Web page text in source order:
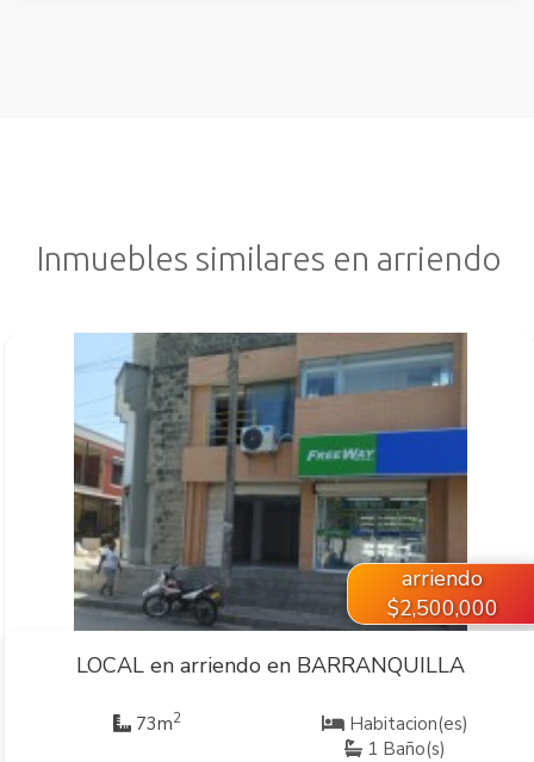
Inmuebles similares en arriendo
VER INMUEBLE
arriendo
$2,500,000
LOCAL en arriendo en BARRANQUILLA
73m2
Habitacion(es)
1 Baño(s)